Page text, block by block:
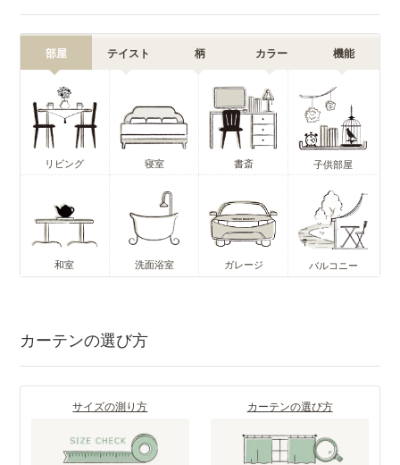
部屋 テイスト 柄 カラー 機能
リビング 寝室 書斎 子供部屋
和室 洗面浴室 ガレージ バルコニー
カーテンの選び方
サイズの測り方 カーテンの選び方